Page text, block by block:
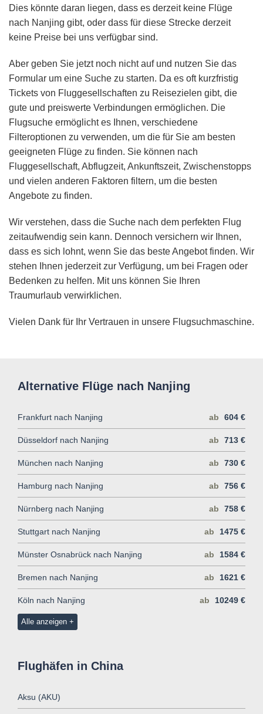
Dies könnte daran liegen, dass es derzeit keine Flüge
nach Nanjing gibt, oder dass für diese Strecke derzeit
keine Preise bei uns verfügbar sind.
Aber geben Sie jetzt noch nicht auf und nutzen Sie das
Formular um eine Suche zu starten. Da es oft kurzfristig
Tickets von Fluggesellschaften zu Reisezielen gibt, die
gute und preiswerte Verbindungen ermöglichen. Die
Flugsuche ermöglicht es Ihnen, verschiedene
Filteroptionen zu verwenden, um die für Sie am besten
geeigneten Flüge zu finden. Sie können nach
Fluggesellschaft, Abflugzeit, Ankunftszeit, Zwischenstopps
und vielen anderen Faktoren filtern, um die besten
Angebote zu finden.
Wir verstehen, dass die Suche nach dem perfekten Flug
zeitaufwendig sein kann. Dennoch versichern wir Ihnen,
dass es sich lohnt, wenn Sie das beste Angebot finden. Wir
stehen Ihnen jederzeit zur Verfügung, um bei Fragen oder
Bedenken zu helfen. Mit uns können Sie Ihren
Traumurlaub verwirklichen.
Vielen Dank für Ihr Vertrauen in unsere Flugsuchmaschine.
Alternative Flüge nach Nanjing
Frankfurt nach Nanjing ab 604 €
Düsseldorf nach Nanjing ab 713 €
München nach Nanjing ab 730 €
Hamburg nach Nanjing ab 756 €
Nürnberg nach Nanjing ab 758 €
Stuttgart nach Nanjing ab 1475 €
Münster Osnabrück nach Nanjing ab 1584 €
Bremen nach Nanjing ab 1621 €
Köln nach Nanjing ab 10249 €
Alle anzeigen
Flughäfen in China
Aksu (AKU)